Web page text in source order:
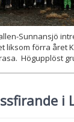
Sunnansjö
liksom förra året
Högupplöst
i